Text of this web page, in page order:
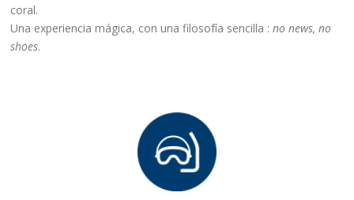
coral.
Una experiencia mágica, con una filosofía sencilla :no news, no
shoes.